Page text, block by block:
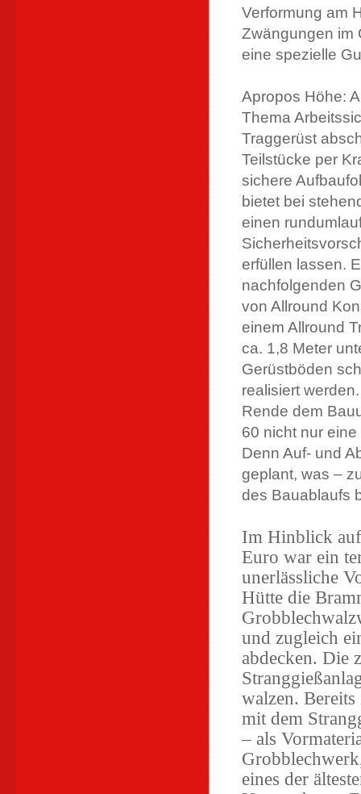
Verformung am
Zwängungen im
eine spezielle
Apropos Höhe:
Thema
Traggerüst
Teilstücke per
sichere
bietet bei
einen
erfüllen lassen.
nachfolgenden
von Allround
einem Allround
ca. 1,8 Meter
Gerüstböden
realisiert
Rende dem
60 nicht nur
Denn Auf- und
geplant, was –
des Bauablaufs
Im Hinblick
Euro war ein
unerlässliche
Hütte die
und zugleich
abdecken. Die
walzen.
mit dem
– als
eines der